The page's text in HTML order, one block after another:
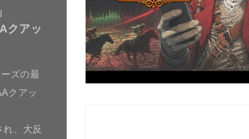
クアッ
ズの最
クアッ
れ、大反